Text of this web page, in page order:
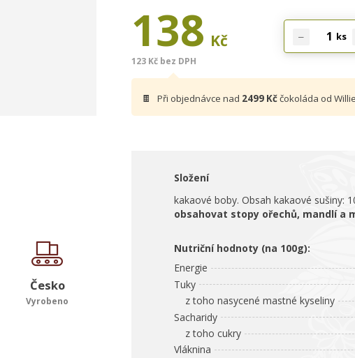
138 Kč
123 Kč bez DPH
ks
🍫 Při objednávce nad 2499 Kččokoláda od
Česko
Vyrobeno
Složení
kakaové boby. Obsah kakaové sušiny:
obsahovat stopy ořechů, mandlí a
Nutriční hodnoty (na 100g):
Energie
Tuky
z toho nasycené mastné kyseliny
Sacharidy
z toho cukry
Vláknina